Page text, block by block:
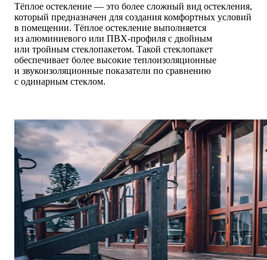
Тёплое остекление — это более сложный вид остекления,
который предназначен для создания комфортных условий
в помещении. Тёплое остекление выполняется
из алюминиевого или ПВХ-профиля с двойным
или тройным стеклопакетом. Такой стеклопакет
обеспечивает более высокие теплоизоляционные
и звукоизоляционные показатели по сравнению
с одинарным стеклом.